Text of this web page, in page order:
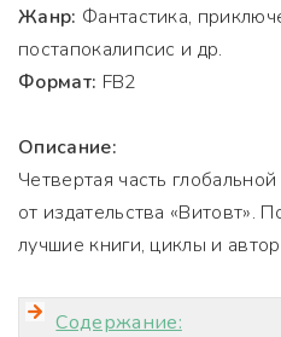
Жанр: Фантастика,
постапокалипсис и др.
Формат: FB2
Описание:
Четвертая часть
от издательства «Витовт».
лучшие книги, циклы и
Содержание: